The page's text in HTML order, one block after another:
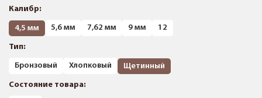
Калибр:
4,5 мм 5,6 мм 7,62 мм 9 мм 12
Тип:
Бронзовый Хлопковый Щетинный
Состояние товара: